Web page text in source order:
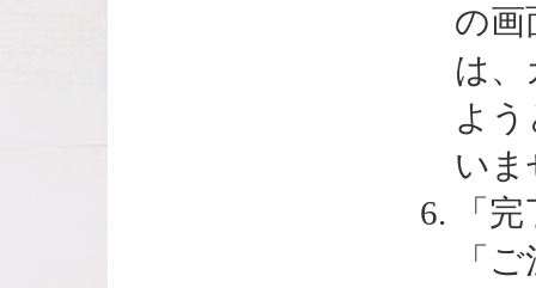
の画
は
よ
いま
「
「